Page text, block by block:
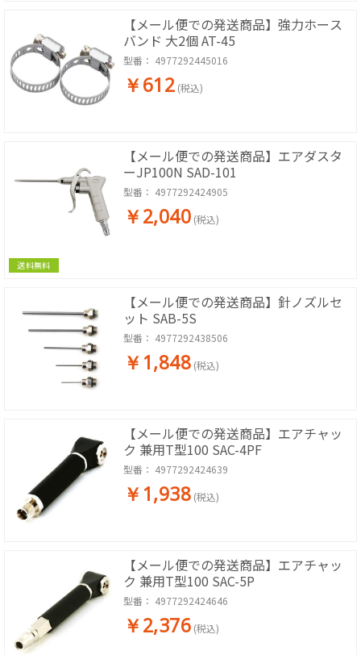
【メール便での発送商品】強力ホース
バンド 大2個 AT-45
型番： 4977292445016
￥612 (税込)
送料無料
【メール便での発送商品】エアダスタ
ーJP100N SAD-101
型番： 4977292424905
￥2,040 (税込)
【メール便での発送商品】針ノズルセ
ット SAB-5S
型番： 4977292438506
￥1,848 (税込)
【メール便での発送商品】エアチャッ
ク 兼用T型100 SAC-4PF
型番： 4977292424639
￥1,938 (税込)
【メール便での発送商品】エアチャッ
ク 兼用T型100 SAC-5P
型番： 4977292424646
￥2,376 (税込)